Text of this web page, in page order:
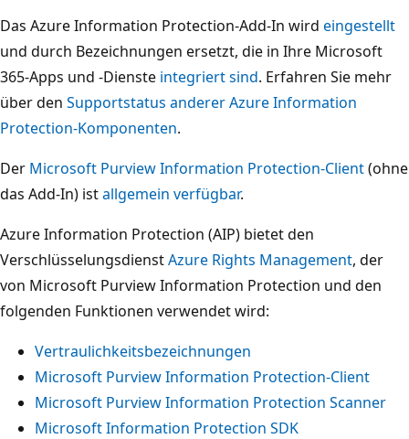
Das Azure Information Protection-Add-In wird eingestellt
und durch Bezeichnungen ersetzt, die in Ihre Microsoft
365-Apps und -Dienste integriert sind. Erfahren Sie mehr
über den Supportstatus anderer Azure Information
Protection-Komponenten.
Der Microsoft Purview Information Protection-Client(ohne
das Add-In) istallgemein verfügbar.
Azure Information Protection (AIP) bietet den
VerschlüsselungsdienstAzure Rights Management, der
von Microsoft Purview Information Protection und den
folgenden Funktionen verwendet wird:
Vertraulichkeitsbezeichnungen
Microsoft Purview Information Protection-Client
Microsoft Purview Information Protection Scanner
Microsoft Information Protection SDK